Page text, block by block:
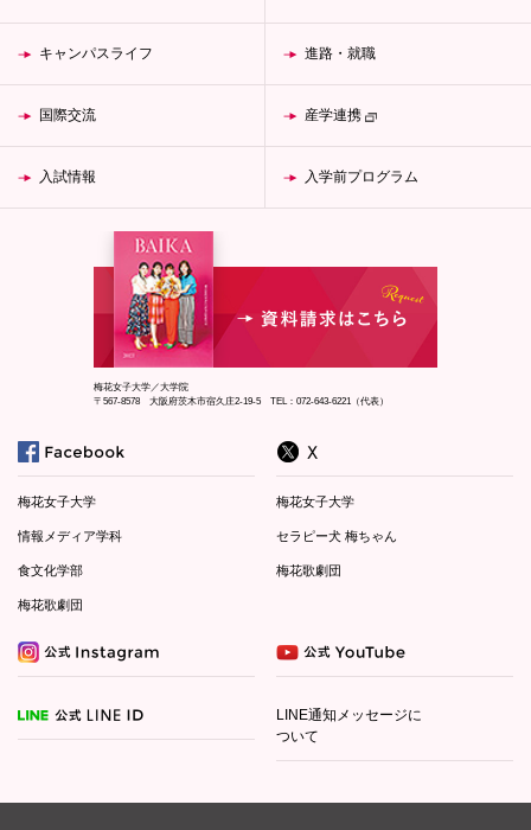
キャンパスライフ 進路・就職
国際交流 産学連携
入試情報 入学前プログラム
梅花女子大学／大学院
〒567-8578 大阪府茨木市宿久庄2-19-5 TEL：072-643-6221（代表）
梅花女子大学
情報メディア学科
食文化学部
梅花歌劇団
梅花女子大学
セラピー犬 梅ちゃん
梅花歌劇団
LINE通知メッセージに
ついて